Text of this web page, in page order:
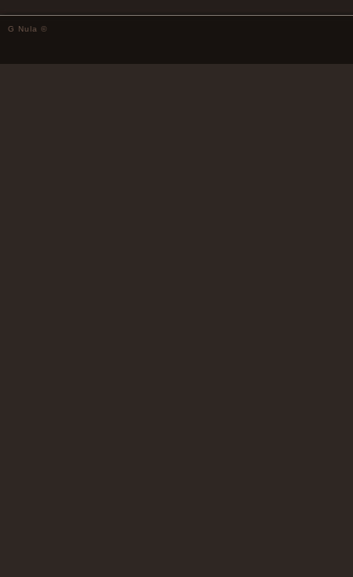
G Nula ©